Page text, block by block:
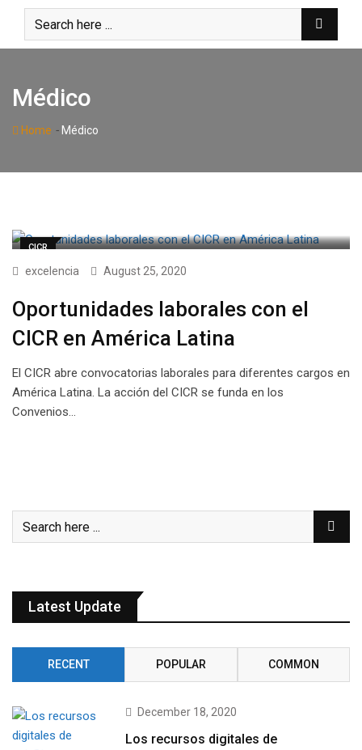
content
Médico
Home - Médico
CICR
excelencia August 25, 2020
Oportunidades laborales con el
CICR en América Latina
El CICR abre convocatorias laborales para diferentes cargos en
América Latina. La acción del CICR se funda en los
Convenios…
Latest Update
RECENT POPULAR COMMON
December 18, 2020
Los recursos digitales de